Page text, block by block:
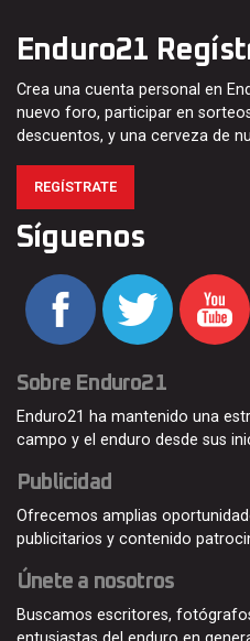
Enduro21
Crea una cuenta personal en
nuevo foro, participar en
descuentos, y una cerveza de
REGÍSTRATE
Síguenos
Sobre Enduro21
Enduro21 ha mantenido una
campo y el enduro desde sus
Publicidad
Ofrecemos amplias
publicitarios y contenido
Únete a nosotros
Buscamos escritores,